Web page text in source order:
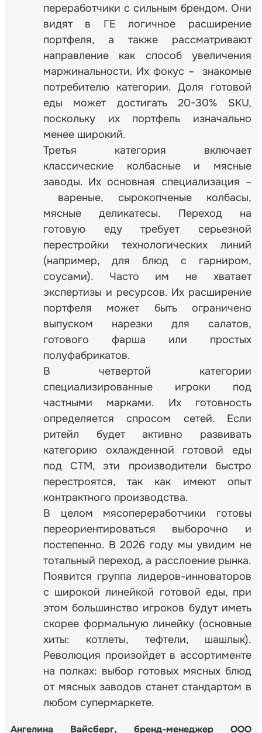
переработчики с сильным брендом. Они
видят в ГЕ логичное расширение
портфеля, а также рассматривают
направление как способ увеличения
маржинальности. Их фокус – знакомые
потребителю категории. Доля готовой
еды может достигать 20-30% SKU,
поскольку их портфель изначально
менее широкий.
Третья категория включает
классические колбасные и мясные
заводы. Их основная специализация –
вареные, сырокопченые колбасы,
мясные деликатесы. Переход на
готовую еду требует серьезной
перестройки технологических линий
(например, для блюд с гарниром,
соусами). Часто им не хватает
экспертизы и ресурсов. Их расширение
портфеля может быть ограничено
выпуском нарезки для салатов,
готового фарша или простых
полуфабрикатов.
В четвертой категории
специализированные игроки под
частными марками. Их готовность
определяется спросом сетей. Если
ритейл будет активно развивать
категорию охлажденной готовой еды
под СТМ, эти производители быстро
перестроятся, так как имеют опыт
контрактного производства.
В целом мясопереработчики готовы
переориентироваться выборочно и
постепенно. В 2026 году мы увидим не
тотальный переход, а расслоение рынка.
Появится группа лидеров-инноваторов
с широкой линейкой готовой еды, при
этом большинство игроков будут иметь
скорее формальную линейку (основные
хиты: котлеты, тефтели, шашлык).
Революция произойдет в ассортименте
на полках: выбор готовых мясных блюд
от мясных заводов станет стандартом в
любом супермаркете.
Ангелина Вайсберг, бренд-менеджер ООО